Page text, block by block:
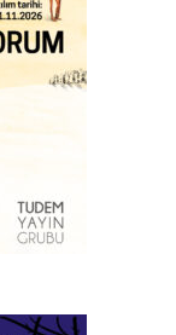
anlatılırken,
Eh,
Leonardo’nun
dönüşüyor.
hakkı ancak
“yıldızı”
döneminin